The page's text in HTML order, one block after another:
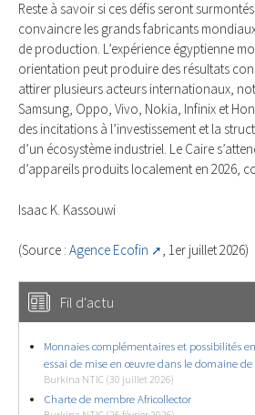
Reste à savoir si ces défis seront
convaincre les grands fabricants
de production. L’expérience égyptienne
orientation peut produire des résultats
attirer plusieurs acteurs internationaux,
Samsung, Oppo, Vivo, Nokia, Infinix et
des incitations à l’investissement et la
d’un écosystème industriel. Le Caire
d’appareils produits localement en 2026,
Isaac K. Kassouwi
(Source : Agence Ecofin , 1er juillet 2026)
Fil d'actu
Monnaies complémentaires et possibilités
essai de mise en œuvre dans le domaine de
Burkina NTIC (30 juillet 2026)
Charte de membre Africollector